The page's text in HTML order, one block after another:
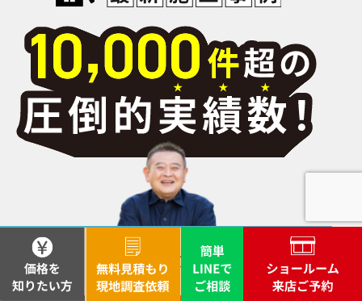
2026.7.18
【公式動画掲載】松井
産業の歴史と「2025
年度 埼玉県経営品質賞
知事賞」受賞のご報告
2026.7.16
【松井産業 賃貸管理】
共用部修繕のコスト不
安を減らす「修繕共
済」活用術 〜LED照明
化にも役立つ安心の仕
組み〜
部位検索